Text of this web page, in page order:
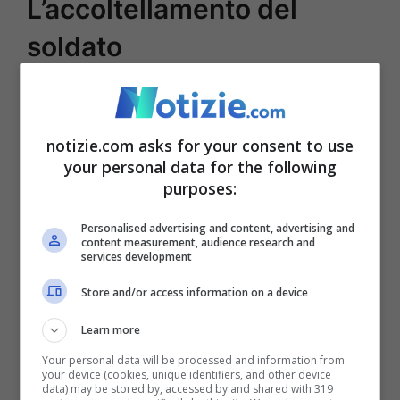
L’accoltellamento del
soldato
In questo senso, laPoloniaha deciso di
propaganda. Per avvisare e scoraggiare
ogni tentativo di immigrazione ha diffuso
informazioni e manifesti in Nord Africa,
paesi del Medio Oriente e Turchia. Una
mossa che – a detta del portavoce del
Dipartimento di Stato Pawel Wronski –
avrebbe ottenuto la riduzione sperata.
Questo, per lo meno, nella Nazioni
notizie.com asks for your consent to use
your personal data for the following
purposes:
Personalised advertising and content, advertising and
content measurement, audience research and
services development
Store and/or access information on a device
Learn more
Your personal data will be processed and information from
your device (cookies, unique identifiers, and other device
data) may be stored by, accessed by and shared with 319